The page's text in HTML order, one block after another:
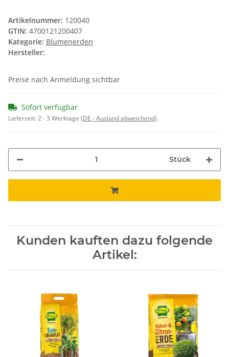
Artikelnummer: 120040
GTIN: 4700121200407
Kategorie: Blumenerden
Hersteller:
Preise nach Anmeldung sichtbar
Sofort verfügbar
Lieferzeit:2 - 3 Werktage (DE - Ausland abweichend)
Stück
Kunden kauften dazu folgende
Artikel: